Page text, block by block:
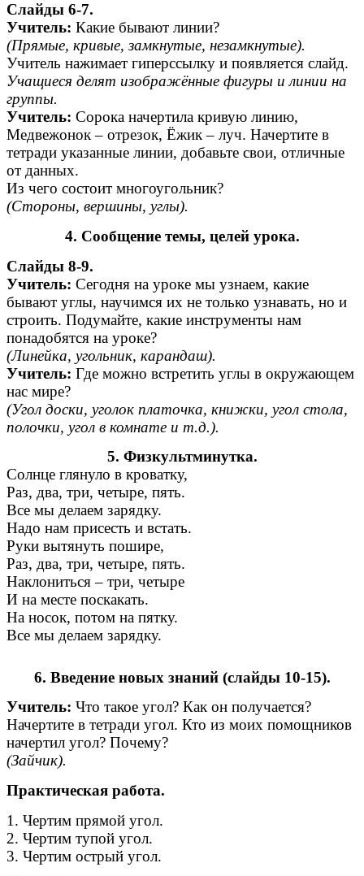
Слайды 6-7.
Учитель: Какие бывают линии?
(Прямые, кривые, замкнутые, незамкнутые).
Учитель нажимает гиперссылку и появляется слайд.
Учащиеся делят изображённые фигуры и линии на
группы.
Учитель: Сорока начертила кривую линию,
Медвежонок – отрезок, Ёжик – луч. Начертите в
тетради указанные линии, добавьте свои, отличные
от данных.
Из чего состоит многоугольник?
(Стороны, вершины, углы).
4. Сообщение темы, целей урока.
Слайды 8-9.
Учитель: Сегодня на уроке мы узнаем, какие
бывают углы, научимся их не только узнавать, но и
строить. Подумайте, какие инструменты нам
понадобятся на уроке?
(Линейка, угольник, карандаш).
Учитель: Где можно встретить углы в окружающем
нас мире?
(Угол доски, уголок платочка, книжки, угол стола,
полочки, угол в комнате и т.д.).
5. Физкультминутка.
Солнце глянуло в кроватку,
Раз, два, три, четыре, пять.
Все мы делаем зарядку.
Надо нам присесть и встать.
Руки вытянуть пошире,
Раз, два, три, четыре, пять.
Наклониться – три, четыре
И на месте поскакать.
На носок, потом на пятку.
Все мы делаем зарядку.
6. Введение новых знаний (слайды 10-15).
Учитель: Что такое угол? Как он получается?
Начертите в тетради угол. Кто из моих помощников
начертил угол? Почему?
(Зайчик).
Практическая работа.
1. Чертим прямой угол.
2. Чертим тупой угол.
3. Чертим острый угол.